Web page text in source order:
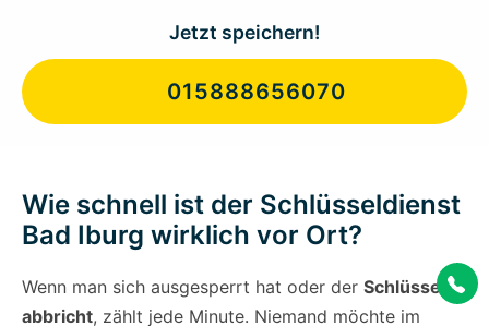
Jetzt speichern!
015888656070
Wie schnell ist der Schlüsseldienst
Bad Iburg wirklich vor Ort?
Wenn man sich ausgesperrt hat oder der Schlüssel
abbricht, zählt jede Minute. Niemand möchte im